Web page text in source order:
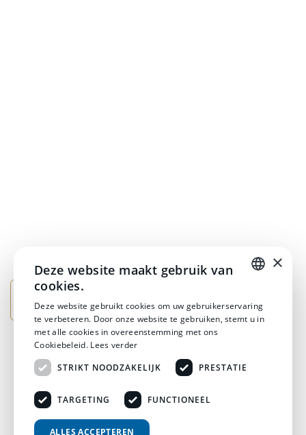
© 2026 Horsten Meubelen & Horsten Slaapcomfort
DUTCH
×
Deze website maakt gebruik van
cookies.
Deze website gebruikt cookies om uw gebruikerservaring
te verbeteren. Door onze website te gebruiken, stemt u in
met alle cookies in overeenstemming met ons
Cookiebeleid. Lees verder
STRIKT NOODZAKELIJK
PRESTATIE
TARGETING FUNCTIONEEL
ALLES ACCEPTEREN